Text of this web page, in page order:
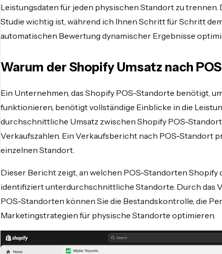
Leistungsdaten für jeden physischen Standort zu trennen.
Studie wichtig ist, während ich Ihnen Schritt für Schritt
automatischen Bewertung dynamischer Ergebnisse
Warum der Shopify Umsatz nach
Ein Unternehmen, das Shopify POS-Standorte benötigt,
funktionieren, benötigt vollständige Einblicke in die
durchschnittliche Umsatz zwischen Shopify POS-
Verkaufszahlen. Ein Verkaufsbericht nach POS-Standort
einzelnen Standort.
Dieser Bericht zeigt, an welchen POS-Standorten Shopify
identifiziert unterdurchschnittliche Standorte. Durch das
POS-Standorten können Sie die Bestandskontrolle, die
Marketingstrategien für physische Standorte optimieren.